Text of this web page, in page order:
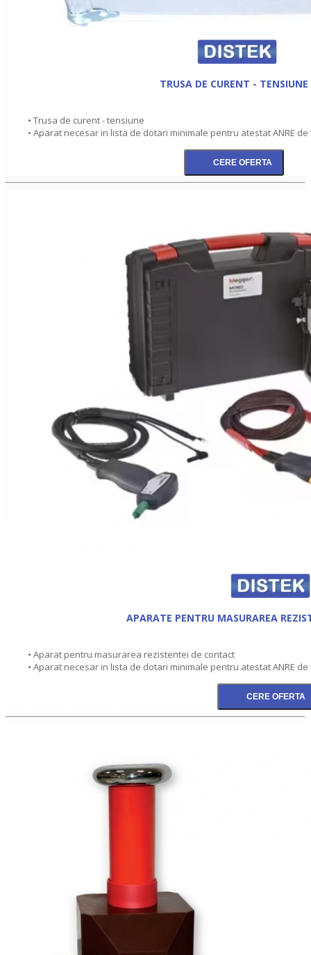
TRUSA DE CURENT - TENSIUNE
• Trusa de curent - tensiune
• Aparat necesar in lista de dotari minimale pentru atestat ANRE de
APARATE PENTRU MASURAREA
• Aparat pentru masurarea rezistentei de contact
• Aparat necesar in lista de dotari minimale pentru atestat ANRE de